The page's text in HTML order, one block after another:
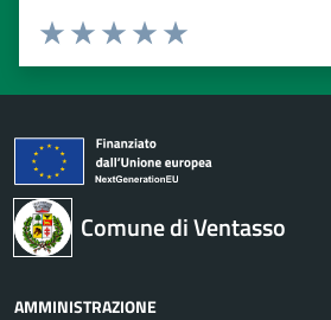
Valuta 5 stelle su 5
Valuta 4 stelle su 5
Valuta 3 stelle su 5
Valuta 2 stelle su 5
Valuta 1 stelle su 5
Comune di Ventasso
AMMINISTRAZIONE